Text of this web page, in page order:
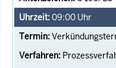
09:00 Uhr